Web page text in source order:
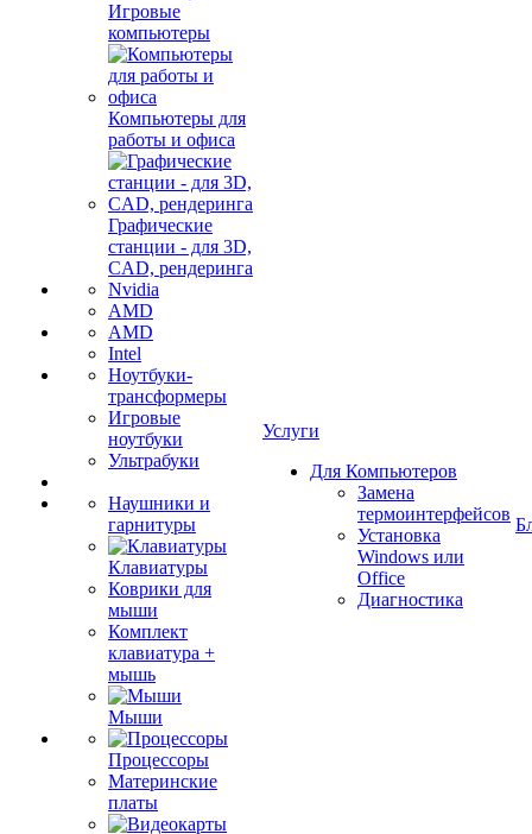
Игровые
компьютеры
Компьютеры для
работы и офиса
Графические
станции - для 3D,
CAD, рендеринга
Nvidia
AMD
AMD
Intel
Ноутбуки-
трансформеры
Игровые
ноутбуки
Ультрабуки
Наушники и
гарнитуры
Клавиатуры
Коврики для
мыши
Комплект
клавиатура +
мышь
Мыши
Процессоры
Материнские
платы
Услуги
Для Компьютеров
Замена
термоинтерфейсов
Установка
Windows или
Office
Диагностика